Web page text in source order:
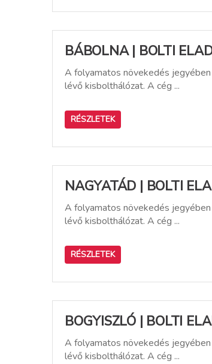
BÁBOLNA | BOLTI
A folyamatos növekedés
lévő kisbolthálózat. A cég ...
RÉSZLETEK
NAGYATÁD | BOLTI
A folyamatos növekedés
lévő kisbolthálózat. A cég ...
RÉSZLETEK
BOGYISZLÓ | BOLTI
A folyamatos növekedés
lévő kisbolthálózat. A cég ...